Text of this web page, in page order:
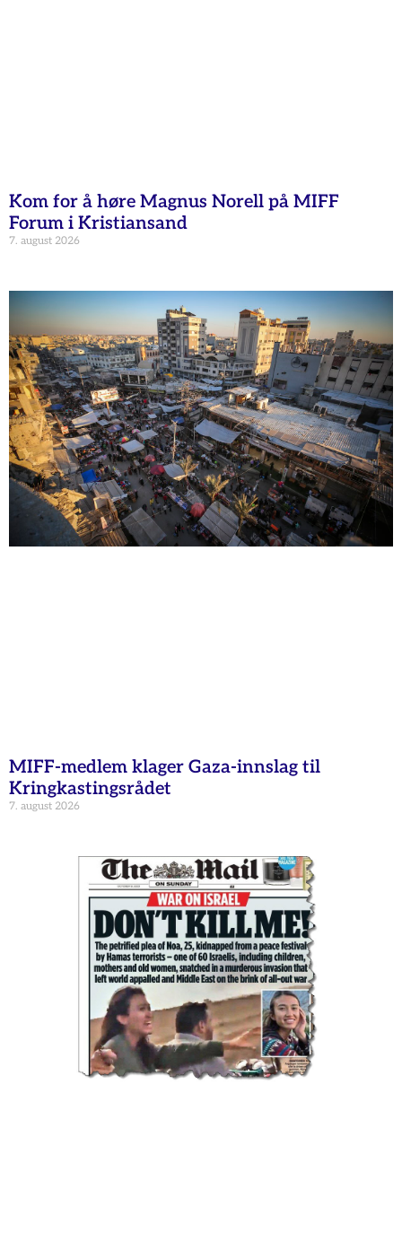
Kom for å høre Magnus Norell på MIFF
Forum i Kristiansand
7. august 2026
MIFF-medlem klager Gaza-innslag til
Kringkastingsrådet
7. august 2026